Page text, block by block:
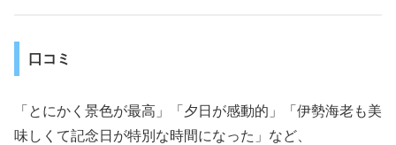
口コミ
「とにかく景色が最高」「夕日が感動的」「伊勢海老も美
味しくて記念日が特別な時間になった」など、